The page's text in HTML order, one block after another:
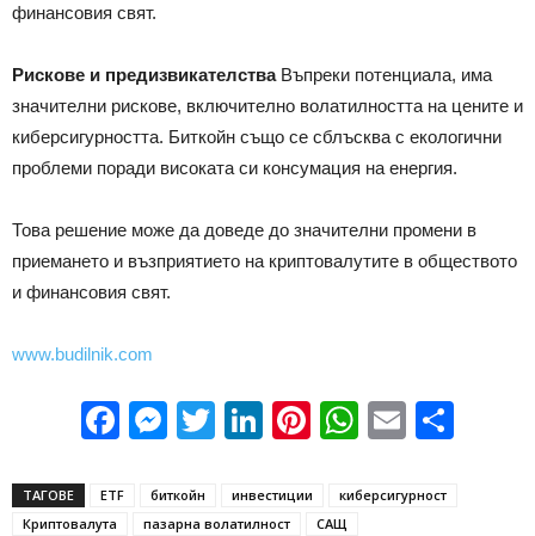
финансовия свят.
Рискове и предизвикателстваВъпреки потенциала, има
значителни рискове, включително волатилността на цените и
киберсигурността. Биткойн също се сблъсква с екологични
проблеми поради високата си консумация на енергия.
Това решение може да доведе до значителни промени в
приемането и възприятието на криптовалутите в обществото
и финансовия свят.
www.budilnik.com
Facebook
Messenger
Twitter
LinkedIn
Pinterest
WhatsApp
Email
ТАГОВЕ ETF биткойн инвестиции
киберсигурност
Криптовалута
пазарна волатилност
САЩ